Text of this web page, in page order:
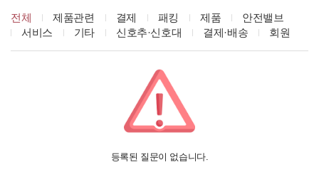
전체 제품관련 결제 패킹 제품
안전밸브
서비스
기타 신호추·신호대 결제·배송 회원
등록된 질문이 없습니다.